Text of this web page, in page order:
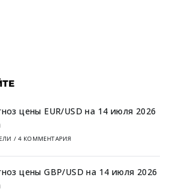
цены EUR/USD на 14 июля 2026
/ 4 КОММЕНТАРИЯ
цены GBP/USD на 14 июля 2026